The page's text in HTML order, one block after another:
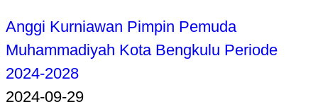
Anggi Kurniawan Pimpin Pemuda
Muhammadiyah Kota Bengkulu Periode
2024-2028
2024-09-29